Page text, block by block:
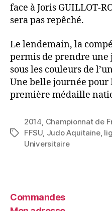
face à Joris GUILLOT-
sera pas repêché.
Le lendemain, la
permis de prendre
sous les couleurs de
Une belle journée pour
première médaille
2014, Championnat de
FFSU, Judo Aquitaine,
Universitaire
Commandes